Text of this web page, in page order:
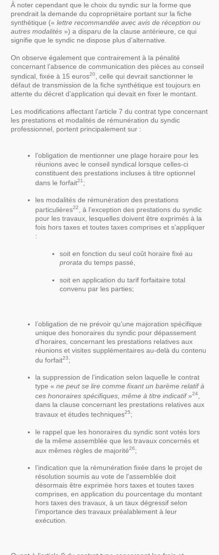
À noter cependant que le choix du syndic sur la forme que
prendrait la demande du copropriétaire portant sur la fiche
synthétique («lettre recommandée avec avis de réception ou
autres modalités ») a disparu de la clause antérieure, ce qui
signifie que le syndic ne dispose plus d’alternative.
On observe également que contrairement à la pénalité
concernant l’absence de communication des pièces au conseil
syndical, fixée à 15 euros20
, celle qui devrait sanctionner le
défaut de transmission de la fiche synthétique est toujours en
attente du décret d’application qui devait en fixer le montant.
Les modifications affectant l’article 7 du contrat type concernant
les prestations et modalités de rémunération du syndic
professionnel, portent principalement sur :
l’obligation de mentionner une plage horaire pour les
réunions avec le conseil syndical lorsque celles-ci
constituent des prestations incluses à titre optionnel
dans le forfait21 ;
les modalités de rémunération des prestations
particulières22
, à l’exception des prestations du syndic
pour les travaux, lesquelles doivent être exprimés à la
fois hors taxes et toutes taxes comprises et s’appliquer
:
soit en fonction du seul coût horaire fixé au
prorata du temps passé,
soit en application du tarif forfaitaire total
convenu par les parties;
l’obligation de ne prévoir qu’une majoration spécifique
unique des honoraires du syndic pour dépassement
d’horaires, concernant les prestations relatives aux
réunions et visites supplémentaires au-delà du contenu
du forfait23;
la suppression de l’indication selon laquelle le contrat
type «ne peut se lire comme fixant un barème relatif à
ces honoraires spécifiques, même à titre indicatif»24
dans la clause concernant les prestations relatives aux
travaux et études techniques25;
le rappel que les honoraires du syndic sont votés lors
de la même assemblée que les travaux concernés et
aux mêmes règles de majorité26;
l’indication que la rémunération fixée dans le projet de
résolution soumis au vote de l'assemblée doit
désormais être exprimée hors taxes et toutes taxes
comprises, en application du pourcentage du montant
hors taxes des travaux, à un taux dégressif selon
l'importance des travaux préalablement à leur
exécution.